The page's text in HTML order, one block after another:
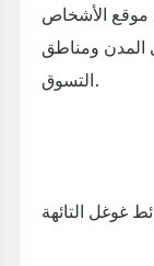
موقع الأشخاص
المدن ومناطق
التسوق.
غوغل التائهة